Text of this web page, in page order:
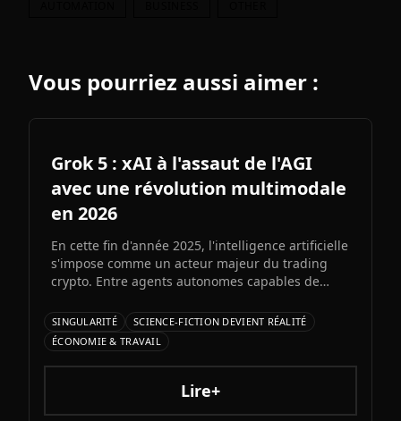
Vous pourriez aussi aimer :
Grok 5 : xAI à l'assaut de l'AGI
avec une révolution multimodale
en 2026
En cette fin d'année 2025, l'intelligence artificielle
s'impose comme un acteur majeur du trading
crypto. Entre agents autonomes capables de
d'Elon Musk s'annonce comme l'un des paris les
plus audacieux de l'histoire de l'IA. Entre
architecture colossale, capacités multimodales
natives et ambitions AGI assumées, Grok 5
pourrait redessiner le paysage de l'intelligence
SINGULARITÉ
SCIENCE-FICTION DEVIENT RÉALITÉ
ÉCONOMIE & TRAVAIL
Lire+